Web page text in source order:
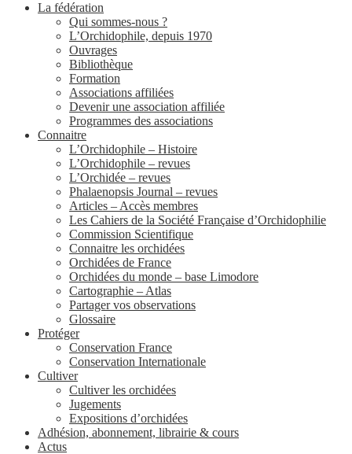
La fédération
Qui sommes-nous ?
L’Orchidophile, depuis 1970
Ouvrages
Bibliothèque
Formation
Associations affiliées
Devenir une association affiliée
Programmes des associations
Connaitre
L’Orchidophile – Histoire
L’Orchidophile – revues
L’Orchidée – revues
Phalaenopsis Journal – revues
Articles – Accès membres
Les Cahiers de la Société Française d’Orchidophilie
Commission Scientifique
Connaitre les orchidées
Orchidées de France
Orchidées du monde – base Limodore
Cartographie – Atlas
Partager vos observations
Glossaire
Protéger
Conservation France
Conservation Internationale
Cultiver
Cultiver les orchidées
Jugements
Expositions d’orchidées
Adhésion, abonnement, librairie & cours
Actus